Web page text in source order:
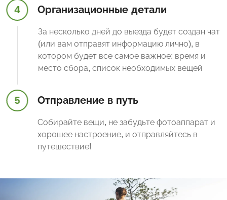
4 Организационные детали
За несколько дней до выезда будет создан чат
(или вам отправят информацию лично), в
котором будет все самое важное: время и
место сбора, список необходимых вещей
5 Отправление в путь
Собирайте вещи, не забудьте фотоаппарат и
хорошее настроение, и отправляйтесь в
путешествие!